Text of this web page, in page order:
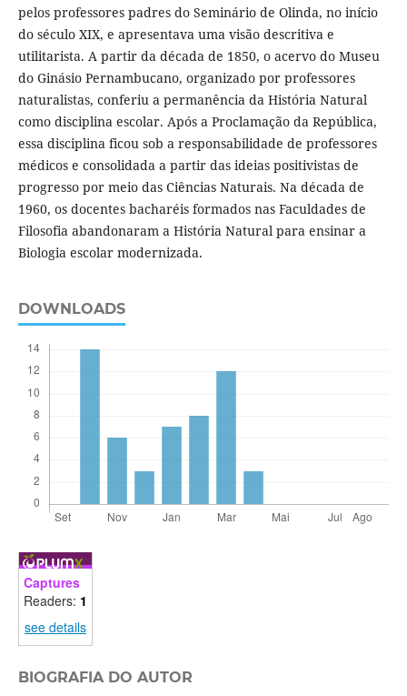
pelos professores padres do Seminário de Olinda, no início
do século XIX, e apresentava uma visão descritiva e
utilitarista. A partir da década de 1850, o acervo do Museu
do Ginásio Pernambucano, organizado por professores
naturalistas, conferiu a permanência da História Natural
como disciplina escolar. Após a Proclamação da República,
essa disciplina ficou sob a responsabilidade de professores
médicos e consolidada a partir das ideias positivistas de
progresso por meio das Ciências Naturais. Na década de
1960, os docentes bacharéis formados nas Faculdades de
Filosofia abandonaram a História Natural para ensinar a
Biologia escolar modernizada.
DOWNLOADS
Captures
Readers: 1
see details
BIOGRAFIA DO AUTOR